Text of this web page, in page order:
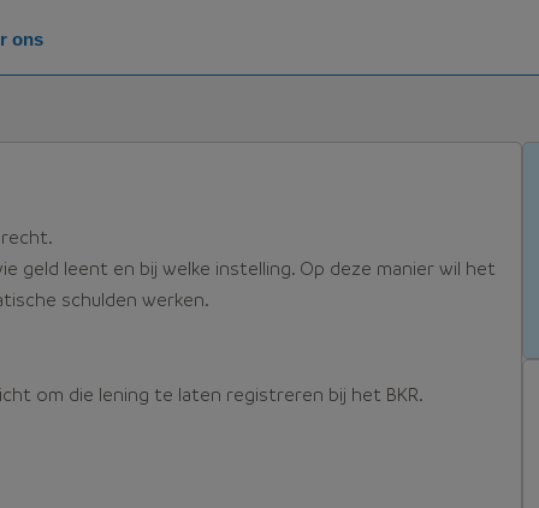
geld leent en bij welke instelling. Op deze manier wil het
schulden werken.
om die lening te laten registreren bij het BKR.
ons